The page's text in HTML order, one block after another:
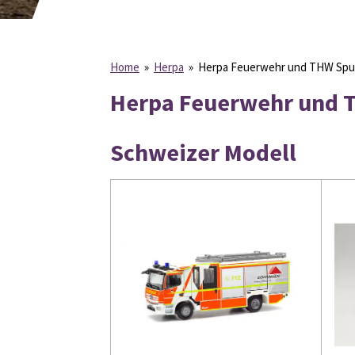
Home » Herpa » Herpa Feuerwehr und THW
Herpa Feuerwehr und
Schweizer Modell